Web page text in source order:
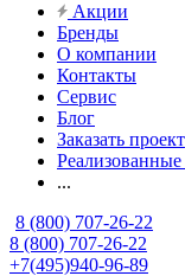
Акции
Бренды
О компании
Контакты
Сервис
Блог
Заказать проект
...
8 (800) 707-26-22
8 (800) 707-26-22
+7(495)940-96-89